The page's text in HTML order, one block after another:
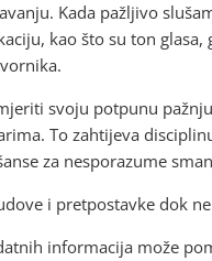
Kada pažljivo
kao što su ton
svoju potpunu
To zahtijeva
za nesporazume
i pretpostavke dok
informacija može